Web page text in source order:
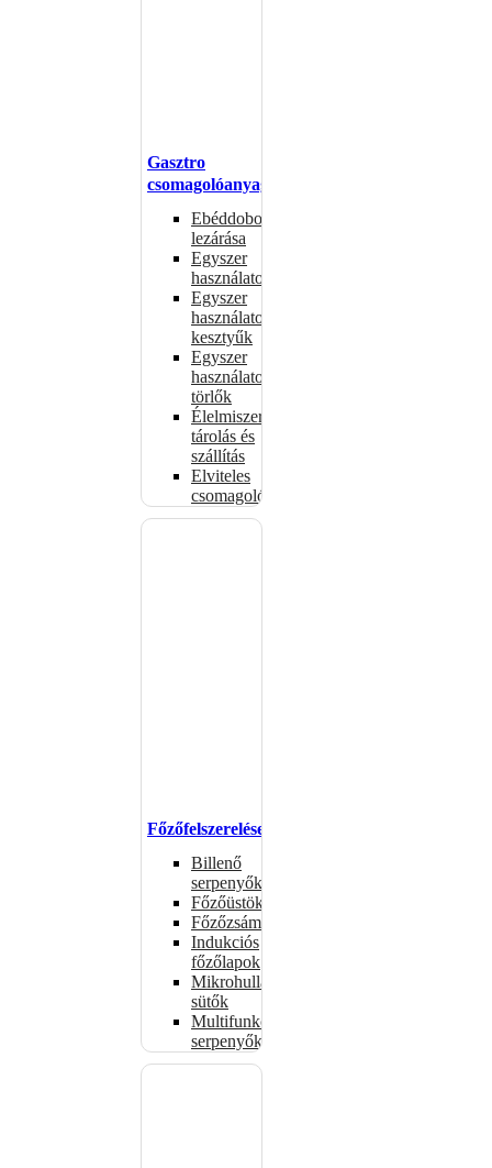
Gasztro
csomagolóanyagok
Ebéddobozok
lezárása
Egyszer
használatos
Egyszer
használatos
kesztyűk
Egyszer
használatos
törlők
Élelmiszer-
tárolás és
szállítás
Elviteles
csomagolóanyagok
Főzőfelszerelések
Billenő
serpenyők
Főzőüstök
Főzőzsámolyok
Indukciós
főzőlapok
Mikrohullámú
sütők
Multifunkciós
serpenyők